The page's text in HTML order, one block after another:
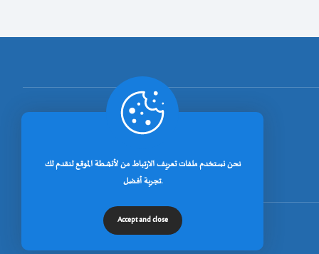
[rano_page_total]
نحن نستخدم ملفات تعريف الارتباط من لأنشطة الموقع لنقدم لك
تجربة أفضل.
Accept and close